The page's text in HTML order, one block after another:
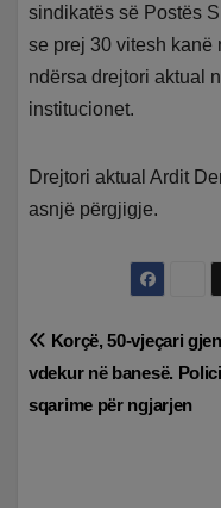
sindikatës së Postës
se prej 30 vitesh kanë
ndërsa drejtori aktual
institucionet.
Drejtori aktual Ardit
asnjë përgjigje.
Lëvizje
te
Korçë, 50-vjeçari
vdekur në banesë.
sqarime për ngjarjen